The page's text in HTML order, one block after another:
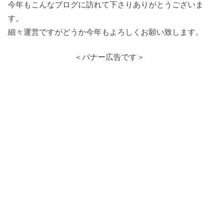
今年もこんなブログに訪れて下さりありがとうございま
す。
細々運営ですがどうか今年もよろしくお願い致します。
＜バナー広告です＞